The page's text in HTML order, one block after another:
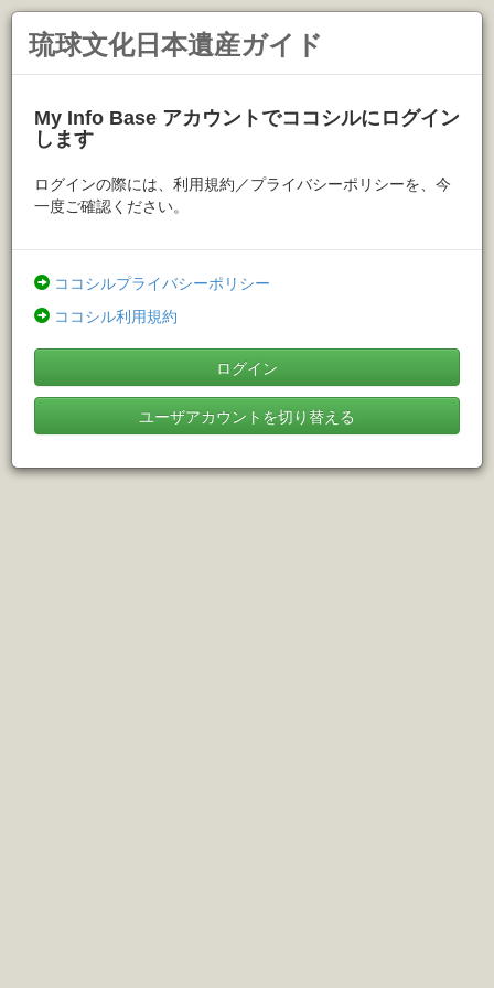
琉球文化日本遺産ガイド
My Info Base アカウントでココシルにログイン
します
ログインの際には、利用規約／プライバシーポリシーを、今
一度ご確認ください。
ココシルプライバシーポリシー
ココシル利用規約
ログイン
ユーザアカウントを切り替える